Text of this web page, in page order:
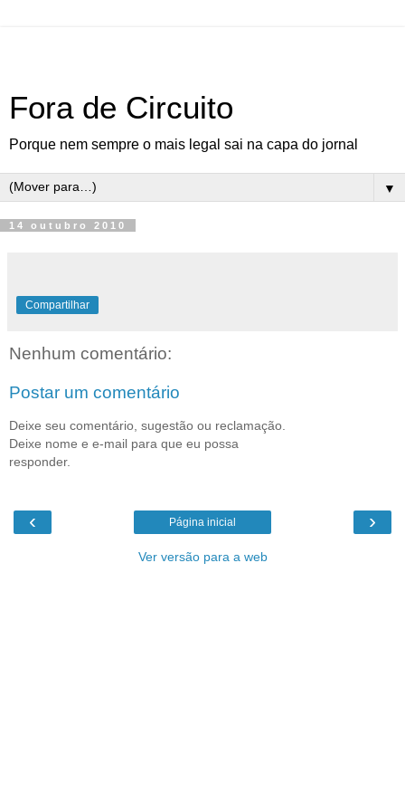
Fora de Circuito
Porque nem sempre o mais legal sai na capa do jornal
▼
14 outubro 2010
Compartilhar
Nenhum comentário:
Postar um comentário
Deixe seu comentário, sugestão ou reclamação.
Deixe nome e e-mail para que eu possa
responder.
‹ ›
Página inicial
Ver versão para a web